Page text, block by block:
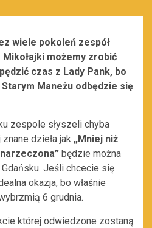
wiele pokoleń zespół
możemy zrobić
czas z Lady Pank, bo
Maneżu odbędzie się
zespole słyszeli chyba
dzieła jak „Mniej niż
będzie można
Jeśli chcecie się
okazja, bo właśnie
6 grudnia.
której odwiedzone zostaną